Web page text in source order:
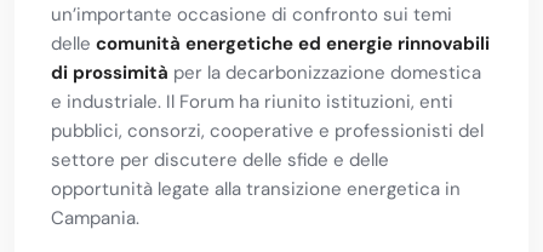
un’importante occasione di confronto sui temi
delle comunità energetiche ed energie rinnovabili
di prossimità per la decarbonizzazione domestica
e industriale. Il Forum ha riunito istituzioni, enti
pubblici, consorzi, cooperative e professionisti del
settore per discutere delle sfide e delle
opportunità legate alla transizione energetica in
Campania.